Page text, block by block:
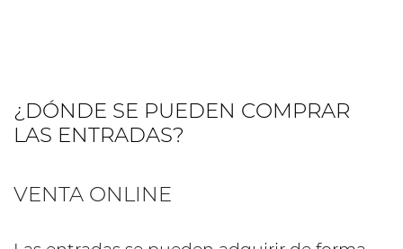
¿DÓNDE SE PUEDEN COMPRAR
LAS ENTRADAS?
VENTA ONLINE